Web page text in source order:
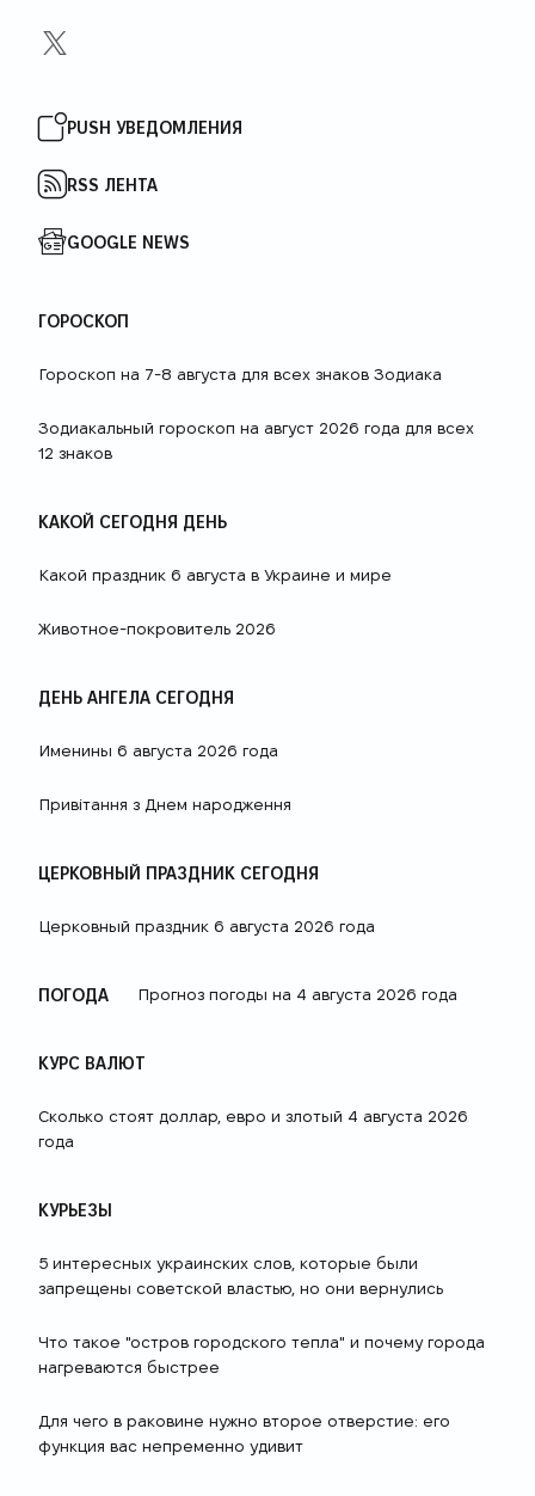
X
PUSH УВЕДОМЛЕНИЯ
RSS ЛЕНТА
GOOGLE NEWS
ГОРОСКОП
Гороскоп на 7-8 августа для всех знаков Зодиака
Зодиакальный гороскоп на август 2026 года для всех
12 знаков
КАКОЙ СЕГОДНЯ ДЕНЬ
Какой праздник 6 августа в Украине и мире
Животное-покровитель 2026
ДЕНЬ АНГЕЛА СЕГОДНЯ
Именины 6 августа 2026 года
Привітання з Днем народження
ЦЕРКОВНЫЙ ПРАЗДНИК СЕГОДНЯ
Церковный праздник 6 августа 2026 года
ПОГОДА Прогноз погоды на 4 августа 2026 года
КУРС ВАЛЮТ
Сколько стоят доллар, евро и злотый 4 августа 2026
года
КУРЬЕЗЫ
5 интересных украинских слов, которые были
запрещены советской властью, но они вернулись
Что такое "остров городского тепла" и почему города
нагреваются быстрее
Для чего в раковине нужно второе отверстие: его
функция вас непременно удивит